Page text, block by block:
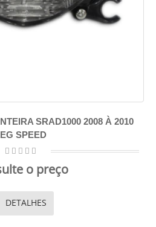
SRAD1000 2008 À 2010
SPEED
o preço
DETALHES